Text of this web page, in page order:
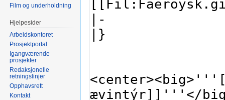
Film og underholdning
Hjelpesider
Arbeidskontoret
Prosjektportal
Igangværende
prosjekter
Redaksjonelle
retningslinjer
Opphavsrett
Kontakt